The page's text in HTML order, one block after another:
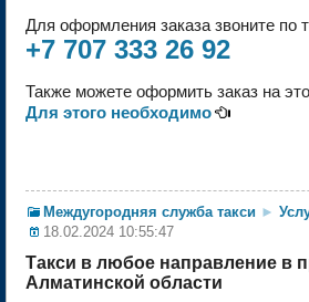
Для оформления заказа звоните по
+7 707 333 26 92
Также можете оформить заказ на
Для этого необходимо 
Междугородняя служба такси ►
18.02.2024 10:55:47
Такси в любое направление в
Алматинской области